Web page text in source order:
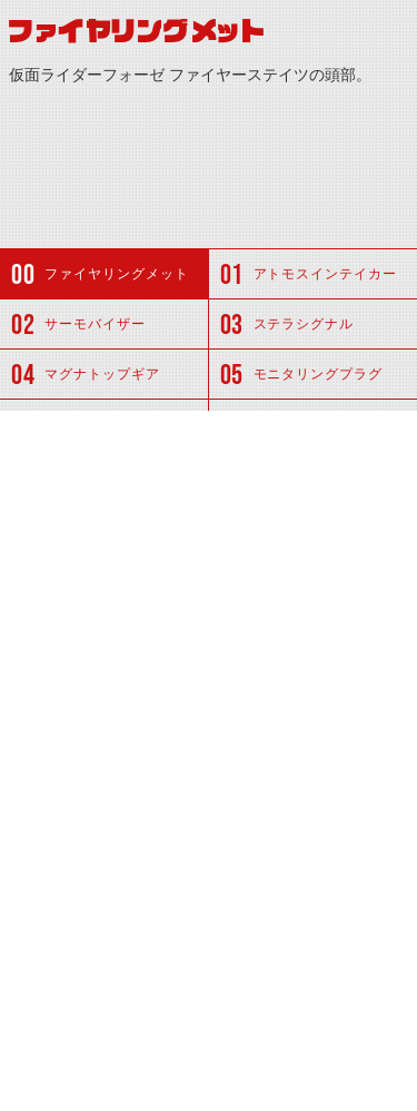
ファイヤリングメット
仮面ライダーフォーゼ ファイヤーステイツの頭部。
ファイヤリングメット アトモスインテイカー
サーモバイザー ステラシグナル
マグナトップギア モニタリングプラグ